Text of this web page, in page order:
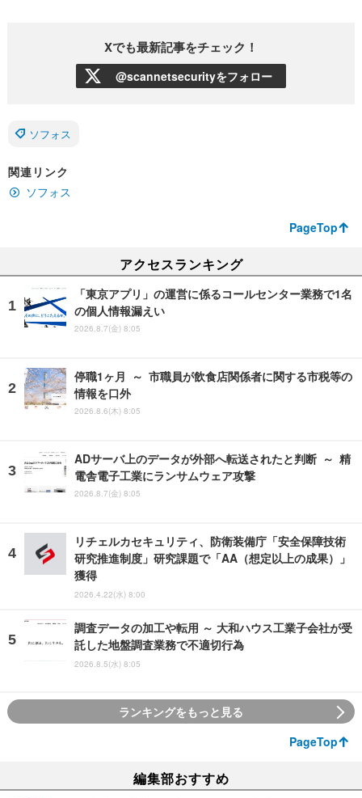
Xでも最新記事をチェック！
@scannetsecurityをフォロー
ソフォス
関連リンク
ソフォス
PageTop
アクセスランキング
「東京アプリ」の運営に係るコールセンター業務で1名
の個人情報漏えい
2026.8.7(金) 8:05
停職1ヶ月 ～ 市職員が飲食店関係者に関する市税等の
情報を口外
2026.8.6(木) 8:05
ADサーバ上のデータが外部へ転送されたと判断 ～ 精
電舎電子工業にランサムウェア攻撃
2026.8.7(金) 8:05
リチェルカセキュリティ、防衛装備庁「安全保障技術
研究推進制度」研究課題で「AA（想定以上の成果）」
獲得
2026.4.22(水) 8:00
調査データの加工や転用 ～ 大和ハウス工業子会社が受
託した地盤調査業務で不適切行為
2026.8.5(水) 8:05
ランキングをもっと見る
PageTop
編集部おすすめ